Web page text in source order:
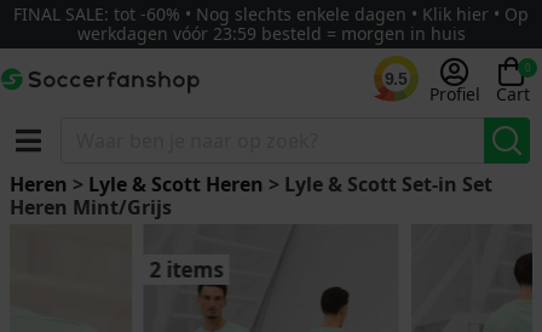
FINAL SALE: tot -60% • Nog slechts enkele dagen • Klik hier • Op
werkdagen vóór 23:59 besteld = morgen in huis
9.5
Profiel
0
Cart
Heren > Lyle & Scott Heren > Lyle & Scott Set-in Set
Heren Mint/Grijs
2 items